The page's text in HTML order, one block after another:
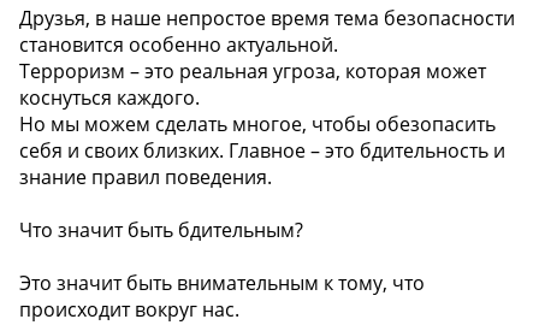
Друзья, в наше непростое время тема безопасности
становится особенно актуальной.
Терроризм – это реальная угроза, которая может
коснуться каждого.
Но мы можем сделать многое, чтобы обезопасить
себя и своих близких. Главное – это бдительность и
знание правил поведения.
Что значит быть бдительным?
Это значит быть внимательным к тому, что
происходит вокруг нас.